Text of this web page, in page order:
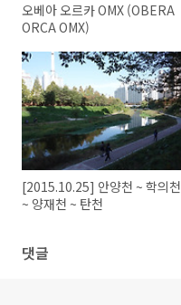
오베아 오르카 OMX (OBERA
ORCA OMX)
[2015.10.25] 안양천 ~ 학의천
~ 양재천 ~ 탄천
댓글